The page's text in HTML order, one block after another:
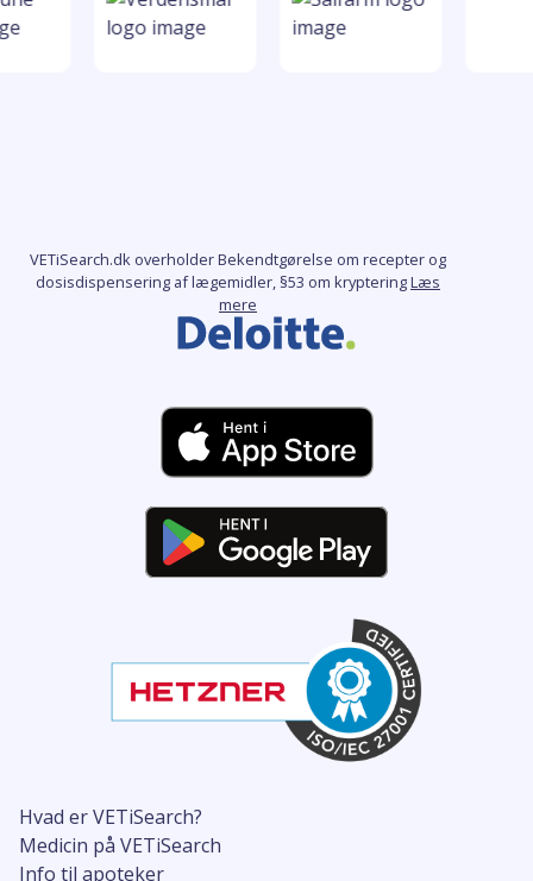
Hvad er VETiSearch?
Medicin på VETiSearch
Info til apoteker
VETiSearch.dk overholder Bekendtgørelse om recepter og
dosisdispensering af lægemidler, §53 om krypteringLæs
mere